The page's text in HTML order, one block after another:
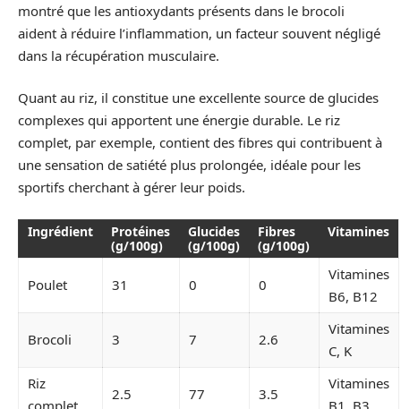
montré que les antioxydants présents dans le brocoli
aident à réduire l’inflammation, un facteur souvent négligé
dans la récupération musculaire.
Quant au riz, il constitue une excellente source de glucides
complexes qui apportent une énergie durable. Le riz
complet, par exemple, contient des fibres qui contribuent à
une sensation de satiété plus prolongée, idéale pour les
sportifs cherchant à gérer leur poids.
Ingrédient
Protéines
(g/100g)
Glucides
(g/100g)
Fibres
(g/100g)
Vitamines
Poulet 31 0 0
Vitamines
B6, B12
Brocoli 3 7 2.6
Vitamines
C, K
Riz
complet
2.5 77 3.5
Vitamines
B1, B3